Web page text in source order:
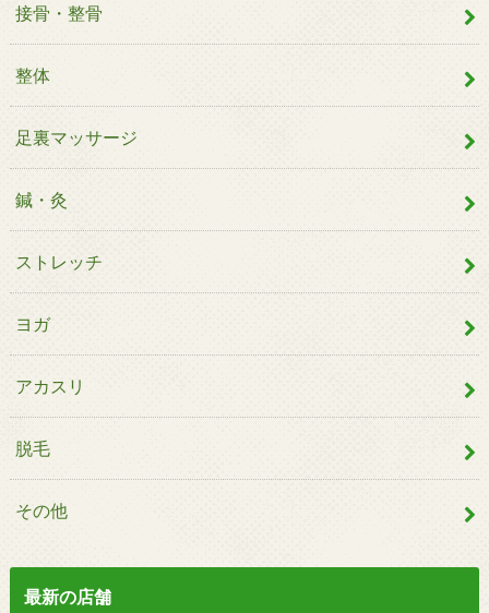
接骨・整骨
整体
足裏マッサージ
鍼・灸
ストレッチ
ヨガ
アカスリ
脱毛
その他
最新の店舗